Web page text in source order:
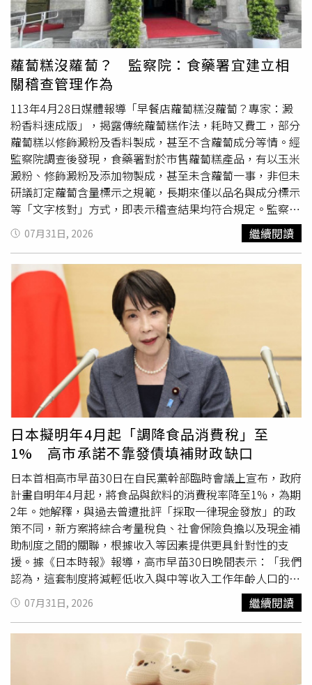
策最終將使人民受益。根據印尼最具影響力的全國性日報
《羅盤報》（Kompas）的報導，普拉塞蒂約於7月30日向
媒體表示：「首先，我們從一開始就一直強調，我們的工作
不是為了追求民調上的『勝利』。我們相信，人民終將從我
們推動的一切政策中受益，而這些政策都符合我們競選時的
承諾，目的就是讓印尼成為1個持續進步、繁榮，並在糧
食、能源、工業化以及自然資源等各個領域都能自立自強的
國家。」印尼政府傳播機構負責人穆罕默德（Muhammad
Qodari）則於7月31日發布聲明稱，政府「持續檢討與評
估」各項施政計畫，希望改善民眾觀感，「在民主制度下，
民意調查是非常重要的參考依據。如果研究能夠更加細緻，
將更具參考價值，也能提供更清楚的論證。我認為，這不僅
有助於政府持續改進與修正政策，也能讓社會大眾更充分理
解民意調查的內容。」
法律，或對日本社會制度缺乏理解等情況，將在審查中原則
列為負面評價因素。此外，日本政府也將調整部分永住申請
的特例制度。目前，日本人或永久居民的配偶，可適用較寬
鬆條件，只要婚姻持續3年以上，且在日本居留滿1年即可提
出申請。未來相關期限將提高，婚姻期間須達5年以上，在
日本居留期間也須滿3年。依照現行制度，外國人申請日本
永久居留資格，原則上需在日本居住滿10年。此次改革也將
同步檢討相關例外規定，以防止制度被濫用。日本政府表
示，此次修訂目的是強化永久居留制度管理，確保取得資格
的外國居民能穩定融入日本社會，同時符合日本整體利益。
除了提高申請門檻外，入管廳也計畫自2027年4月起，新增
「永住資格取消」相關指引，針對可能導致資格被撤銷的情
況提出具體標準。其中，包括申請人「故意不繳納稅金或社
會保險費」等行為，將明確列入審查範圍。
蘿蔔糕沒蘿蔔？ 監察院：食藥署宜建立相
關稽查管理作為
113年4月28日媒體報導「早餐店蘿蔔糕沒蘿蔔？專家：澱
粉香料速成版」，揭露傳統蘿蔔糕作法，耗時又費工，部分
蘿蔔糕以修飾澱粉及香料製成，甚至不含蘿蔔成分等情。經
監察院調查後發現，食藥署對於市售蘿蔔糕產品，有以玉米
澱粉、修飾澱粉及添加物製成，甚至未含蘿蔔一事，非但未
研議訂定蘿蔔含量標示之規範，長期來僅以品名與成分標示
等「文字核對」方式，即表示稽查結果均符合規定。監察院
社會福利 及衛生環境委員會於115年7月22日通過監察委員
田秋堇所提調查報告，要求相關機關檢討改進。監察院表
示，另衛福部自97年11月20日起，雖已規範辛烯基丁二酸
鋁澱粉等3項修飾澱粉之使用限量，但食藥署迄今怠未建立
檢驗方法(意即無法檢驗)，遑論抽驗市售產品該3項修飾澱
粉之含量情形，致該限量規範形同虛設。此外調查發現，食
藥署復未曾探究該3項修飾澱粉必須限量使用的原因、對於
人體健康危害的暴露風險，甚未知悉該等澱粉實際應用的加
工範圍及產品，對其應有認知明顯不足，顯未依法定職責適
時檢討相關法規等。調查報告指出，衛福部依食安法第22條
規定，曾於102年11月29日公告「市售包裝米粉絲產品標示
規定」，含米量100%者始可標示為「純米粉」或「純米
絲」；含米量達50%以上者可標示為「調合米粉」或「調合
米絲」；另含米量未達50%者，不得使用「米粉」2字作為
品名，且應於產品外包裝正面處顯著標示含米量百分比或等
同意義字樣。此外，衛福部於103年1月21日公告「宣稱含
果蔬汁之市售包裝飲料標示規定」，針對產品外包裝標示果
蔬名稱或圖示，且直接供飲用之包裝飲料，其果蔬汁含量達
10%以上，應標示原汁含有率，未達10%者，應標示「果
(蔬)汁含量未達百分之十」或原汁含有率。復於103年2月19
日公告「鮮乳保久乳調味乳乳飲品及乳粉品名及標示規
定」，明定調製乳粉產品應標示乳粉含量百分比。可見，針
對品名直接以食品原料名稱標示之產品，衛福部前已有針對
米粉、果汁及乳品等訂定「含量」標示規範之先例。此外，
據本案諮詢專家學者指出，日本對於食品名稱或包裝上強調
某原料(例如：宇治抹茶蛋糕、大根餅)之產品，按日本「食
品表示法」規定，含量最高的原料，必須標示該原料之產
地，並未強制規範原料必須揭露的百分比或使用量，但日本
07月31日, 2026 繼續閱讀
日本擬明年4月起「調降食品消費稅」至
1% 高市承諾不靠發債填補財政缺口
日本首相高市早苗30日在自民黨幹部臨時會議上宣布，政府
計畫自明年4月起，將食品與飲料的消費稅率降至1%，為期
2年。她解釋，與過去曾遭批評「採取一律現金發放」的政
策不同，新方案將綜合考量稅負、社會保險負擔以及現金補
助制度之間的關聯，根據收入等因素提供更具針對性的支
援。據《日本時報》報導，高市早苗30日晚間表示：「我們
認為，這套制度將減輕低收入與中等收入工作年齡人口的負
擔，提高他們實際可支配收入，同時也能降低因年度收入門
檻等因素，造成的工作誘因減弱問題，進而回應當前迫切需
要提高勞動參與率的需求。」據悉，食品消費稅下調，預計
每年將造成約5兆日圓（約合新台幣1兆元）的稅收減少，政
府如何彌補這筆缺口成為最大爭議。由於大量消費稅收入不
僅用於支應中央政府政策，也用於地方政府的
07月31日, 2026 繼續閱讀